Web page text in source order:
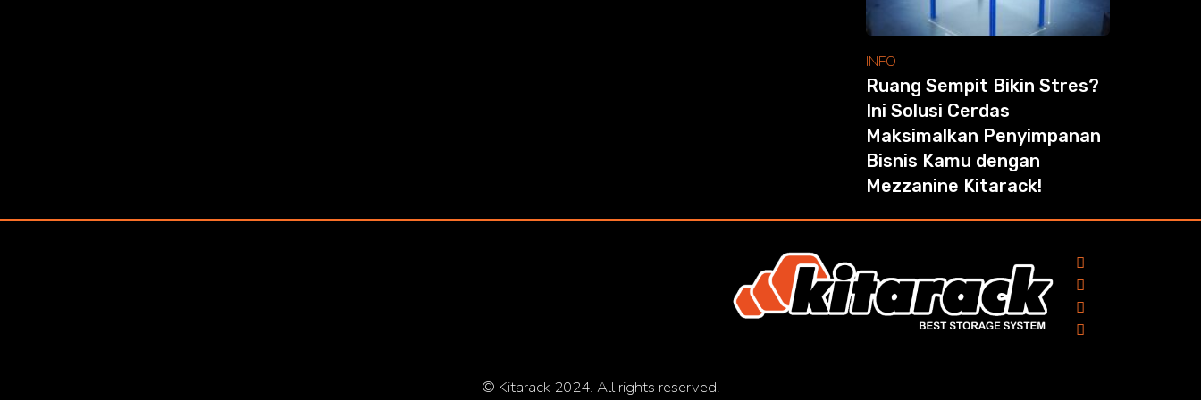
INFO
Ruang Sempit Bikin Stres?
Ini Solusi Cerdas
Maksimalkan Penyimpanan
Bisnis Kamu dengan
Mezzanine Kitarack!
© Kitarack 2024. All rights reserved.